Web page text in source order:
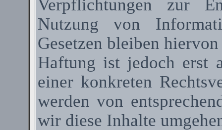
Verpflichtungen zur
Nutzung von
Gesetzen bleiben
Haftung ist jedoch erst
einer konkreten
werden von
wir diese Inhalte